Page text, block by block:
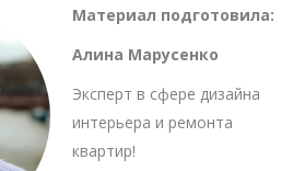
Материал подготовила:
Алина Марусенко
Эксперт в сфере дизайна
интерьера и ремонта
квартир!